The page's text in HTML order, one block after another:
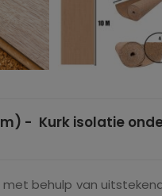
- Kurk isolatie
behulp van